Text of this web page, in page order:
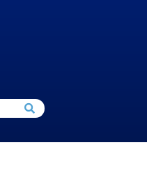
Search